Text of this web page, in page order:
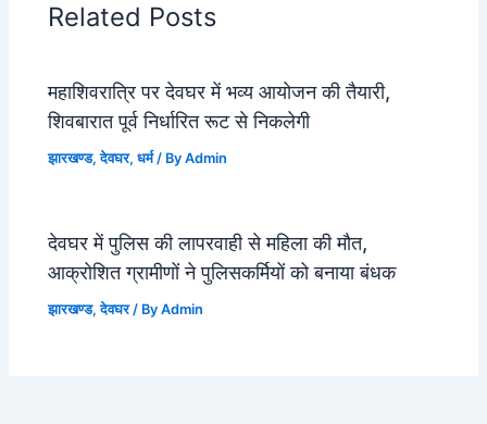
Related Posts
महाशिवरात्रि पर देवघर में भव्य आयोजन की तैयारी,
शिवबारात पूर्व निर्धारित रूट से निकलेगी
झारखण्ड,देवघर,धर्म/ ByAdmin
देवघर में पुलिस की लापरवाही से महिला की मौत,
आक्रोशित ग्रामीणों ने पुलिसकर्मियों को बनाया बंधक
झारखण्ड,देवघर/ ByAdmin